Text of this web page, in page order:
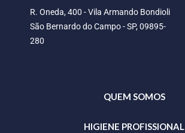
R. Oneda, 400 - Vila Armando Bondioli
São Bernardo do Campo - SP, 09895-
280
QUEM SOMOS
HIGIENE PROFISSIONAL